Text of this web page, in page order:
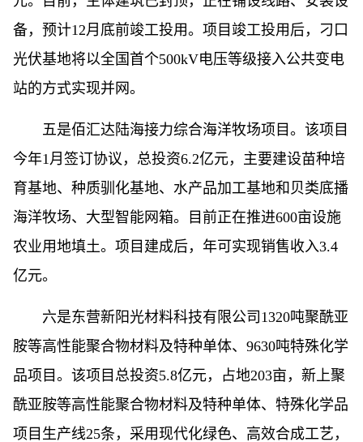
备，预计12月底前竣工投用。项目竣工投用后，刁口
光伏基地将以全国首个500kV电压等级接入公共变电
站的方式实现并网。
五是佰汇达陆海接力综合海洋牧场项目。该项目
今年1月签订协议，总投资6.2亿元，主要建设苗种培
育基地、种质驯化基地、水产品加工基地和贝类底播
海洋牧场、大型智能网箱。目前正在推进600亩设施
农业用地填土。项目建成后，年可实现销售收入3.4
亿元。
六是东营新阳光材料科技有限公司1320吨聚酰亚
胺等高性能聚合物材料及特种单体、9630吨特殊化学
品项目。该项目总投资5.8亿元，占地203亩，新上聚
酰亚胺等高性能聚合物材料及特种单体、特殊化学品
项目生产线25条，采用现代化绿色、高效合成工艺，